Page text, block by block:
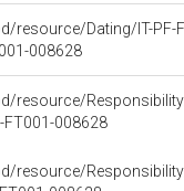
Dating/IT-PF-
008628
FT001-008628